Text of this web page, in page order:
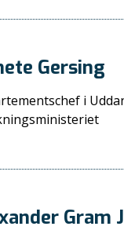
Gersing
i
Gram